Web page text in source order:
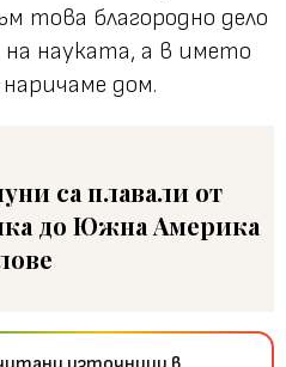
това благородно дело
науката, а в името
дом.
са плавали от
до Южна Америка